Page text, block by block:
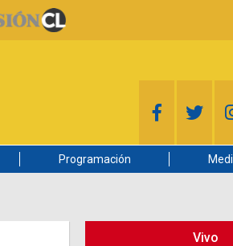
Programación
Radio
Vivo